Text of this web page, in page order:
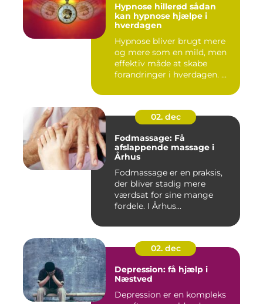
Hypnose hillerød sådan
kan hypnose hjælpe i
hverdagen
Hypnose bliver brugt mere
og mere som en mild, men
effektiv måde at skabe
forandringer i hverdagen. ...
02. dec
Fodmassage: Få
afslappende massage i
Århus
Fodmassage er en praksis,
der bliver stadig mere
værdsat for sine mange
fordele. I Århus...
02. dec
Depression: få hjælp i
Næstved
Depression er en kompleks